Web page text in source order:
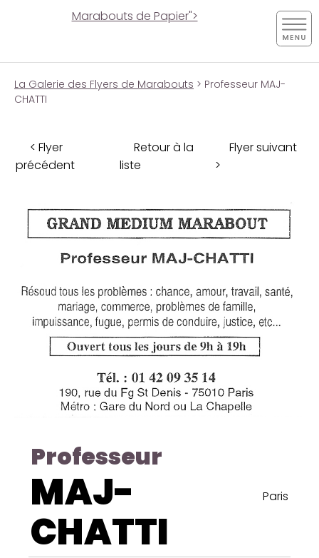
Marabouts de Papier">
La Galerie des Flyers de Marabouts > Professeur MAJ-
CHATTI
< Flyer
précédent
Retour à la
liste
Flyer suivant
>
Professeur
MAJ-
CHATTI
Paris